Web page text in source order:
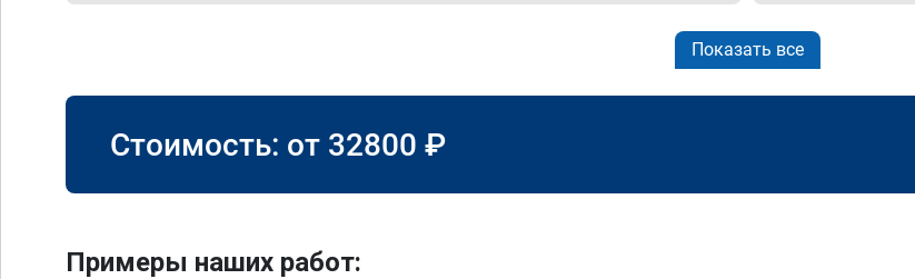
Показать все
Стоимость: от 32800 ₽
Примеры наших работ: